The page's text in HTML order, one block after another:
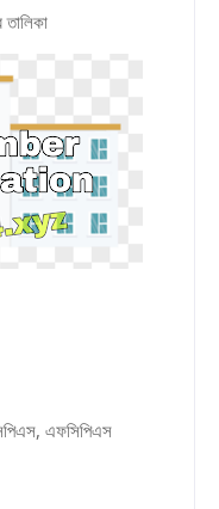
এফসিপিএস